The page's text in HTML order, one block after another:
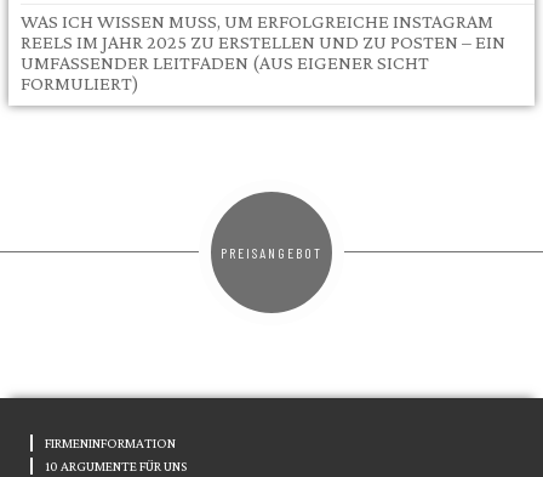
WAS ICH WISSEN MUSS, UM ERFOLGREICHE INSTAGRAM
REELS IM JAHR 2025 ZU ERSTELLEN UND ZU POSTEN – EIN
UMFASSENDER LEITFADEN (AUS EIGENER SICHT
FORMULIERT)
PREISANGEBOT
FIRMENINFORMATION
10 ARGUMENTE FÜR UNS